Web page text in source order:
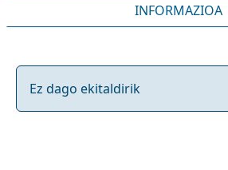
INFORMAZIOA
Ez dago ekitaldirik